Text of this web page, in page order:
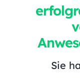
Sie